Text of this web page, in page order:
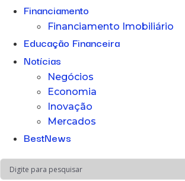
Financiamento
Financiamento Imobiliário
Educação Financeira
Notícias
Negócios
Economia
Inovação
Mercados
BestNews